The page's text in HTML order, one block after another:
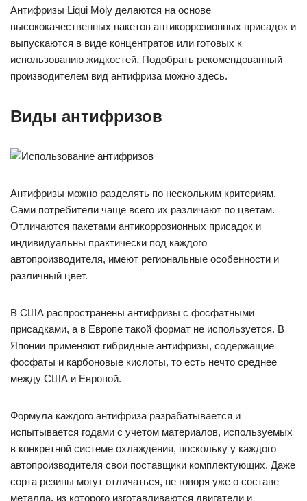
Антифризы Liqui Moly делаются на основе
высококачественных пакетов антикоррозионных присадок и
выпускаются в виде концентратов или готовых к
использованию жидкостей. Подобрать рекомендованный
производителем вид антифриза можно здесь.
Виды антифризов
Антифризы можно разделять по нескольким критериям.
Сами потребители чаще всего их различают по цветам.
Отличаются пакетами антикоррозионных присадок и
индивидуальны практически под каждого
автопроизводителя, имеют региональные особенности и
различный цвет.
В США распространены антифризы с фосфатными
присадками, а в Европе такой формат не используется. В
Японии применяют гибридные антифризы, содержащие
фосфаты и карбоновые кислоты, то есть нечто среднее
между США и Европой.
Формула каждого антифриза разрабатывается и
испытывается годами с учетом материалов, используемых
в конкретной системе охлаждения, поскольку у каждого
автопроизводителя свои поставщики комплектующих. Даже
сорта резины могут отличаться, не говоря уже о составе
металла, из которого изготавливаются двигатели и